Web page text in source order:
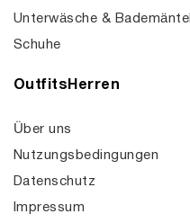
Unterwäsche & Bademäntel
Schuhe
OutfitsHerren
Über uns
Nutzungsbedingungen
Datenschutz
Impressum